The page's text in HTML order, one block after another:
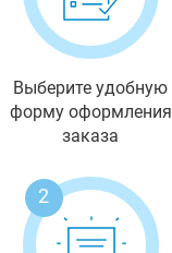
Выберите удобную
форму оформления
заказа
2